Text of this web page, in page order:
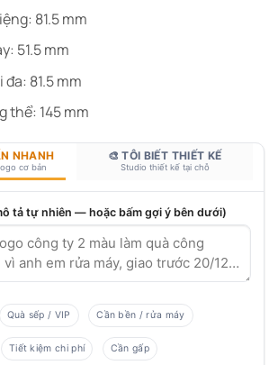
81.5 mm
51.5 mm
81.5 mm
thể: 145 mm
NHANH
cơ bản
🎨 TÔI BIẾT THIẾT KẾ
Studio thiết kế tại chỗ
tả tự nhiên — hoặc bấm gợi ý bên dưới)
Quà sếp / VIP Cần bền / rửa máy
Tiết kiệm chi phí Cần gấp